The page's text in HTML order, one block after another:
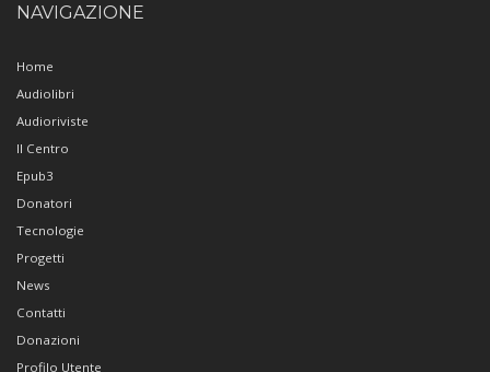
NAVIGAZIONE
Home
Audiolibri
Audioriviste
Il Centro
Epub3
Donatori
Tecnologie
Progetti
News
Contatti
Donazioni
Profilo Utente